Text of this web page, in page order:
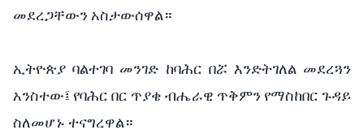
መደረጋቸውን አስታውሰዋል።
ኢትዮጵያ ባልተገባ መንገድ ከባሕር በሯ እንድትገለል መደረጓን
አንስተው፤ የባሕር በር ጥያቄ ብሔራዊ ጥቅምን የማስከበር ጉዳይ
ስለመሆኑ ተናግረዋል።